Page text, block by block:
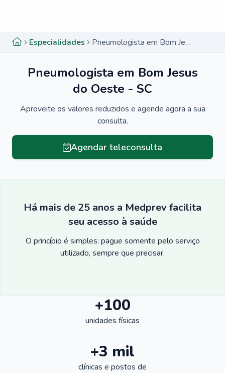
Especialidades Pneumologista em Bom Jesus do Oeste - SC
Pneumologista em Bom Jesus
do Oeste - SC
Aproveite os valores reduzidos e agende agora a sua
consulta.
Agendar teleconsulta
Há mais de 25 anos a Medprev facilita
seu acesso à saúde
O princípio é simples: pague somente pelo serviço
utilizado, sempre que precisar.
+100
unidades físicas
+3 mil
clínicas e postos de